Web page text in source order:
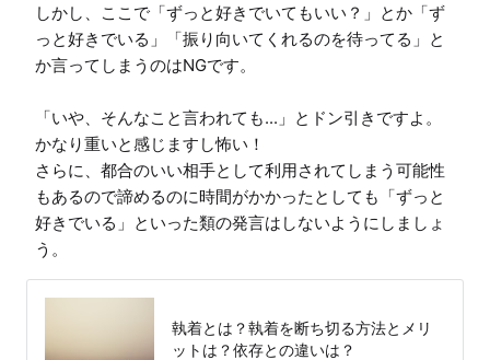
しかし、ここで「ずっと好きでいてもいい？」とか「ず
っと好きでいる」「振り向いてくれるのを待ってる」と
か言ってしまうのはNGです。
「いや、そんなこと言われても...」とドン引きですよ。
かなり重いと感じますし怖い！
さらに、都合のいい相手として利用されてしまう可能性
もあるので諦めるのに時間がかかったとしても「ずっと
好きでいる」といった類の発言はしないようにしましょ
う。
執着とは？執着を断ち切る方法とメリ
ットは？依存との違いは？